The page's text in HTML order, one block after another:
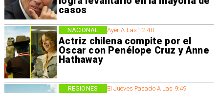
casos
Ayer A Las 12:40
Actriz chilena compite por el
Oscar con Penélope Cruz y Anne
Hathaway
NACIONAL
El Jueves Pasado A Las 9:49
REGIONES